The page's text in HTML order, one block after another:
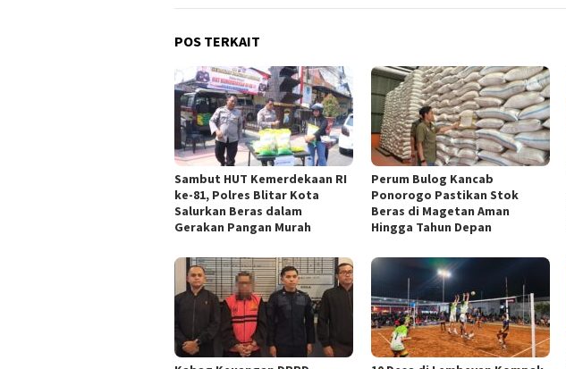
POS TERKAIT
Sambut HUT Kemerdekaan RI
ke-81, Polres Blitar Kota
Salurkan Beras dalam
Gerakan Pangan Murah
Perum Bulog Kancab
Ponorogo Pastikan Stok
Beras di Magetan Aman
Hingga Tahun Depan